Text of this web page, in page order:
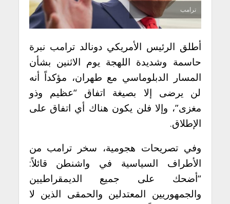
ترامب
أطلق الرئيس الأمريكي دونالد ترامب نبرة
حاسمة وشديدة اللهجة يوم الاثنين بشأن
المسار الدبلوماسي مع طهران، مؤكداً أنه
لن يرضى إلا بصيغة اتفاق “عظيم وذو
مغزى”، وإلا فلن يكون هناك أي اتفاق على
الإطلاق.
وفي تصريحات هجومية، سخر ترامب من
الأطراف السياسية في واشنطن قائلاً:
“أضحك على جميع الديمقراطيين
والجمهوريين المعتدلين والحمقى الذين لا